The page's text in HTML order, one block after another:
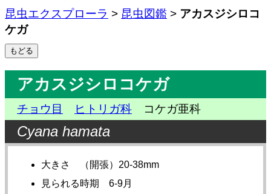
昆虫エクスプローラ > 昆虫図鑑 > アカスジシロコ
ケガ
アカスジシロコケガ
チョウ目 ヒトリガ科 コケガ亜科
Cyana hamata
大きさ （開張）20-38mm
見られる時期 6-9月